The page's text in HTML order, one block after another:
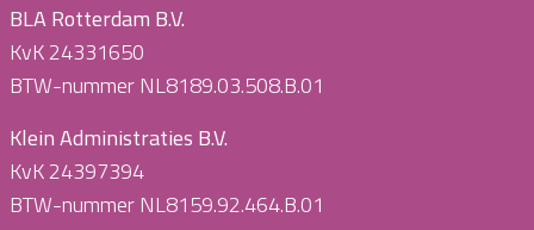
BLA Rotterdam B.V.
KvK 24331650
BTW-nummer NL8189.03.508.B.01
Klein Administraties B.V.
KvK 24397394
BTW-nummer NL8159.92.464.B.01